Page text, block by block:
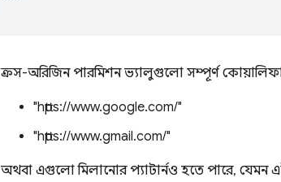
ক্রস-অরিজিন পারমিশন ভ্যালুগুলো সম্পূর্ণ
"https://www.google.com/"
"https://www.gmail.com/"
অথবা এগুলো মিলানোর প্যাটার্নও হতে পারে, যেমন